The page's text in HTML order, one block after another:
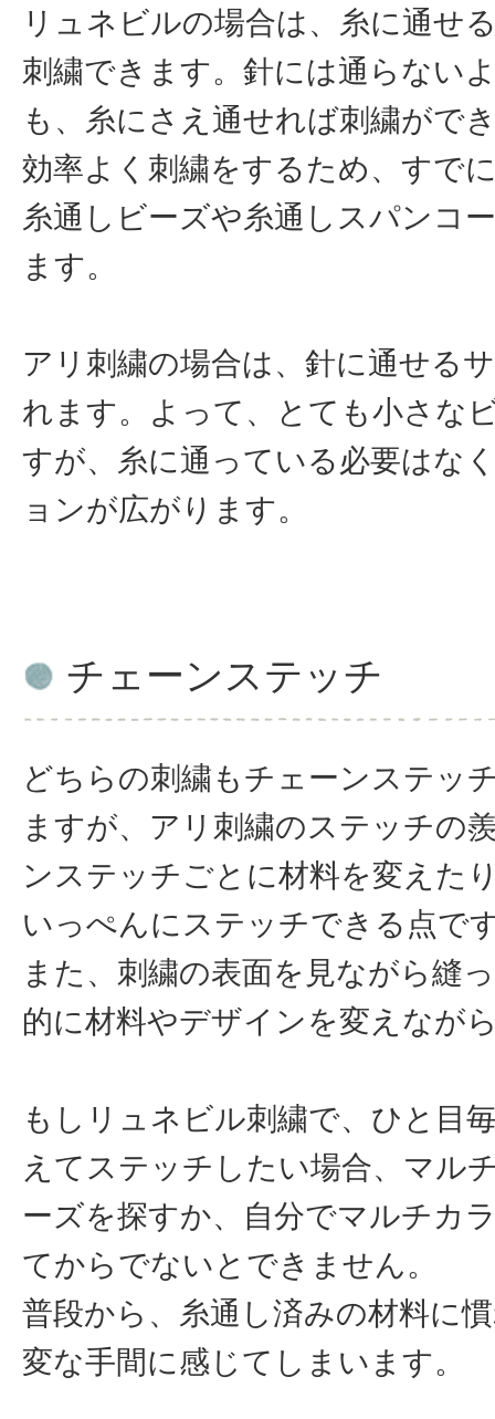
リュネビルの場合は、糸に通せ
刺繍できます。針には通らない
も、糸にさえ通せれば刺繍がで
効率よく刺繍をするため、すで
糸通しビーズや糸通しスパンコ
ます。
アリ刺繍の場合は、針に通せる
れます。よって、とても小さな
すが、糸に通っている必要はな
ョンが広がります。
チェーンステッチ
どちらの刺繍もチェーンステッ
ますが、アリ刺繍のステッチの
ンステッチごとに材料を変えた
いっぺんにステッチできる点で
また、刺繍の表面を見ながら縫
的に材料やデザインを変えなが
もしリュネビル刺繍で、ひと目
えてステッチしたい場合、マル
ーズを探すか、自分でマルチカ
てからでないとできません。
普段から、糸通し済みの材料に
変な手間に感じてしまいます。